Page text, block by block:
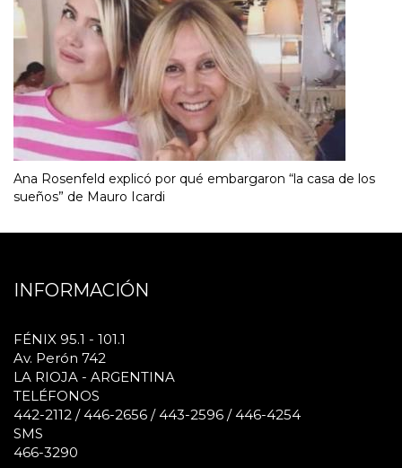
Ana Rosenfeld explicó por qué embargaron “la casa de los
sueños” de Mauro Icardi
INFORMACIÓN
FÉNIX 95.1 - 101.1
Av. Perón 742
LA RIOJA - ARGENTINA
TELÉFONOS
442-2112 / 446-2656 / 443-2596 / 446-4254
SMS
466-3290